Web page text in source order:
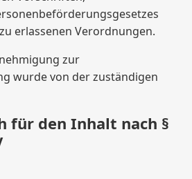
erlassenen Verordnungen.
zur
wurde von der zuständigen
für den Inhalt nach §